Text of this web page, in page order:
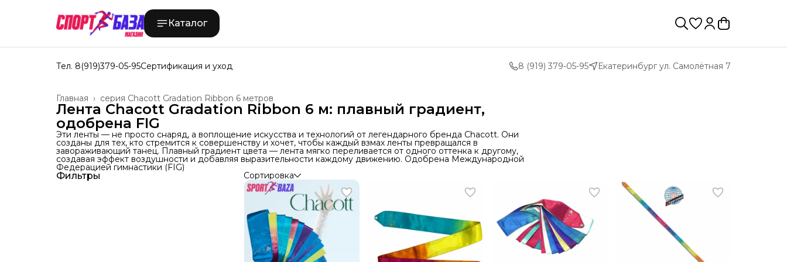
Каталог
Тел. 8(919)379-05-95Сертификация и уход 8 (919) 379-05-95 Екатеринбург ул. Самолётная 7
серия Chacott Gradation Ribbon 6 метров
Главная ›
Лента Chacott Gradation Ribbon 6 м: плавный градиент,
одобрена FIG
Эти ленты — не просто снаряд, а воплощение искусства и технологий от легендарного бренда Chacott. Они
созданы для тех, кто стремится к совершенству и хочет, чтобы каждый взмах ленты превращался в
завораживающий танец. Плавный градиент цвета — лента мягко переливается от одного оттенка к другому,
создавая эффект воздушности и добавляя выразительности каждому движению. Одобрена Международной
Федерацией гимнастики (FIG)
Фильтры Сортировка